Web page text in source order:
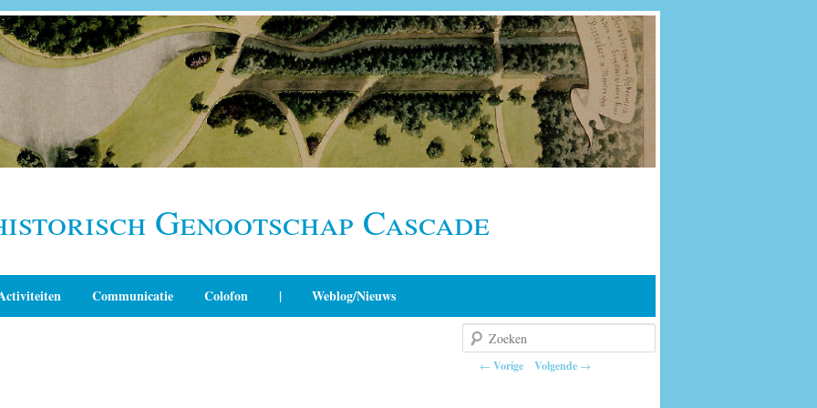
Genootschap Cascade
Communicatie Colofon | Weblog/Nieuws
Berichtnavigatie
← Vorige Volgende →